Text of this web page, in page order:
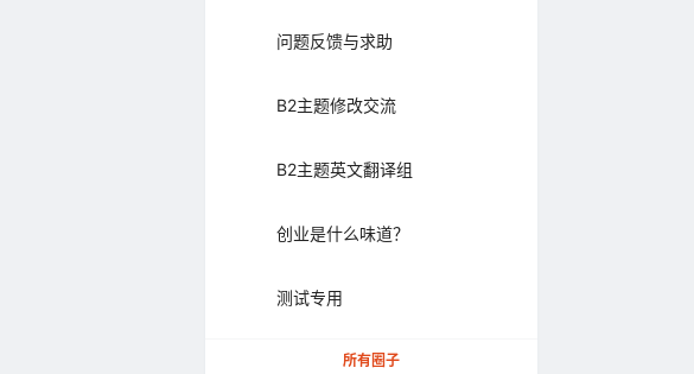
问题反馈与求助
B2主题修改交流
B2主题英文翻译组
创业是什么味道？
测试专用
所有圈子